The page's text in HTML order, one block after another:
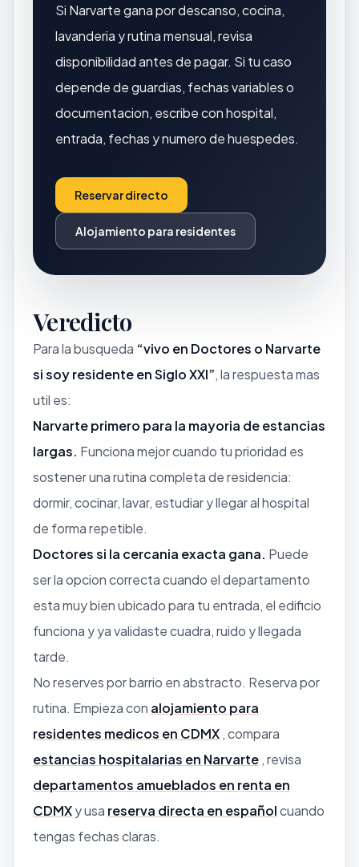
Si Narvarte gana por descanso, cocina,
lavanderia y rutina mensual, revisa
disponibilidad antes de pagar. Si tu caso
depende de guardias, fechas variables o
documentacion, escribe con hospital,
entrada, fechas y numero de huespedes.
Reservar directo
Alojamiento para residentes
Veredicto
Para la busqueda “vivo en Doctores o Narvarte
si soy residente en Siglo XXI”, la respuesta mas
util es:
Narvarte primero para la mayoria de estancias
largas. Funciona mejor cuando tu prioridad es
sostener una rutina completa de residencia:
dormir, cocinar, lavar, estudiar y llegar al hospital
de forma repetible.
Doctores si la cercania exacta gana. Puede
ser la opcion correcta cuando el departamento
esta muy bien ubicado para tu entrada, el edificio
funciona y ya validaste cuadra, ruido y llegada
tarde.
No reserves por barrio en abstracto. Reserva por
rutina. Empieza con alojamiento para
residentes medicos en CDMX , compara
estancias hospitalarias en Narvarte , revisa
departamentos amueblados en renta en
CDMXy usa reserva directa en españolcuando
tengas fechas claras.